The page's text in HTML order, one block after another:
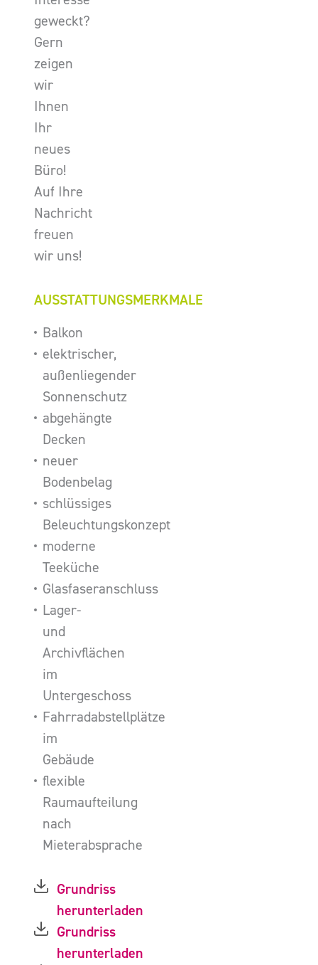
geweckt?
Gern
zeigen
wir
Ihnen
Ihr
neues
Büro!
Auf Ihre
Nachricht
freuen
wir uns!
AUSSTATTUNGSMERKMALE
Balkon
elektrischer,
außenliegender
Sonnenschutz
abgehängte
Decken
neuer
Bodenbelag
schlüssiges
Beleuchtungskonzept
moderne
Teeküche
Glasfaseranschluss
Lager-
und
Archivflächen
im
Untergeschoss
Fahrradabstellplätze
im
Gebäude
flexible
Raumaufteilung
nach
Mieterabsprache
Grundriss
herunterladen
Grundriss
herunterladen